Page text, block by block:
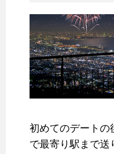
初めてのデートの
で最寄り駅まで送